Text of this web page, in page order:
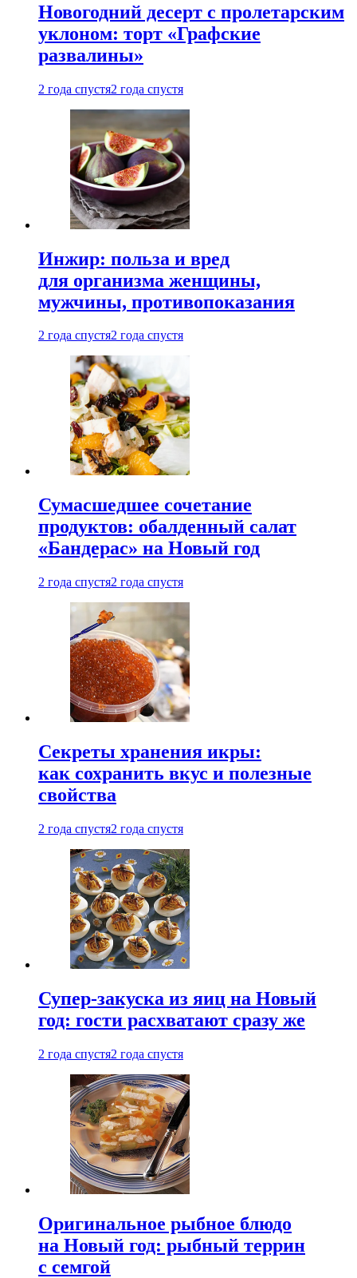
Новогодний десерт с пролетарским
уклоном: торт «Графские
развалины»
2 года спустя2 года спустя
Инжир: польза и вред
для организма женщины,
мужчины, противопоказания
2 года спустя2 года спустя
Сумасшедшее сочетание
продуктов: обалденный салат
«Бандерас» на Новый год
2 года спустя2 года спустя
Секреты хранения икры:
как сохранить вкус и полезные
свойства
2 года спустя2 года спустя
Супер-закуска из яиц на Новый
год: гости расхватают сразу же
2 года спустя2 года спустя
Оригинальное рыбное блюдо
на Новый год: рыбный террин
с семгой